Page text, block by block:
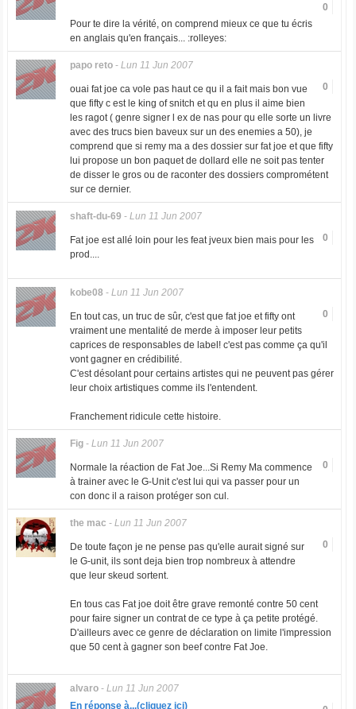
0
Pour te dire la vérité, on comprend mieux ce que tu écris
en anglais qu'en français... :rolleyes:
papo reto- Lun 11 Jun 2007
0
ouai fat joe ca vole pas haut ce qu il a fait mais bon vue
que fifty c est le king of snitch et qu en plus il aime bien
les ragot ( genre signer l ex de nas pour qu elle sorte un livre
avec des trucs bien baveux sur un des enemies a 50), je
comprend que si remy ma a des dossier sur fat joe et que fifty
lui propose un bon paquet de dollard elle ne soit pas tenter
de disser le gros ou de raconter des dossiers comprométent
sur ce dernier.
shaft-du-69 - Lun 11 Jun 2007
0
Fat joe est allé loin pour les feat jveux bien mais pour les
prod....
kobe08 - Lun 11 Jun 2007
0
En tout cas, un truc de sûr, c'est que fat joe et fifty ont
vraiment une mentalité de merde à imposer leur petits
caprices de responsables de label! c'est pas comme ça qu'il
vont gagner en crédibilité.
C'est désolant pour certains artistes qui ne peuvent pas gérer
leur choix artistiques comme ils l'entendent.
Franchement ridicule cette histoire.
Fig- Lun 11 Jun 2007
0
Normale la réaction de Fat Joe...Si Remy Ma commence
à trainer avec le G-Unit c'est lui qui va passer pour un
con donc il a raison protéger son cul.
the mac - Lun 11 Jun 2007
0
De toute façon je ne pense pas qu'elle aurait signé sur
le G-unit, ils sont deja bien trop nombreux à attendre
que leur skeud sortent.
En tous cas Fat joe doit être grave remonté contre 50 cent
pour faire signer un contrat de ce type à ça petite protégé.
D'ailleurs avec ce genre de déclaration on limite l'impression
que 50 cent à gagner son beef contre Fat Joe.
alvaro- Lun 11 Jun 2007
En réponse à...(cliquez ici)